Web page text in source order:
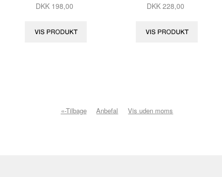
DKK 198,00
DKK 228,00
«-Tilbage Anbefal Vis uden moms